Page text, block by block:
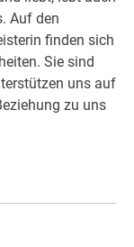
Auf den
finden sich
Sie sind
uns auf
zu uns